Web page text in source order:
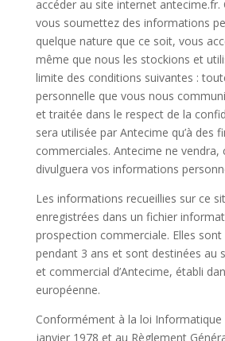
accéder au site internet antecime.fr.
vous soumettez des informations
quelque nature que ce soit, vous
même que nous les stockions et
limite des conditions suivantes :
personnelle que vous nous
et traitée dans le respect de la
sera utilisée par Antecime qu’à des
commerciales. Antecime ne vendra,
divulguera vos informations
Les informations recueillies sur ce
enregistrées dans un fichier
prospection commerciale. Elles sont
pendant 3 ans et sont destinées au
et commercial d’Antecime, établi
européenne.
Conformément à la loi Informatique
janvier 1978 et au Règlement